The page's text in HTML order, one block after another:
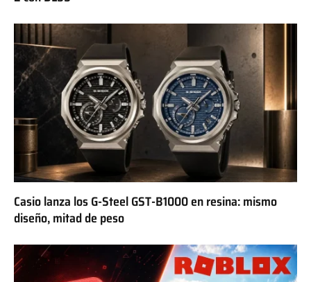
Casio lanza los G-Steel GST-B1000 en resina: mismo
diseño, mitad de peso